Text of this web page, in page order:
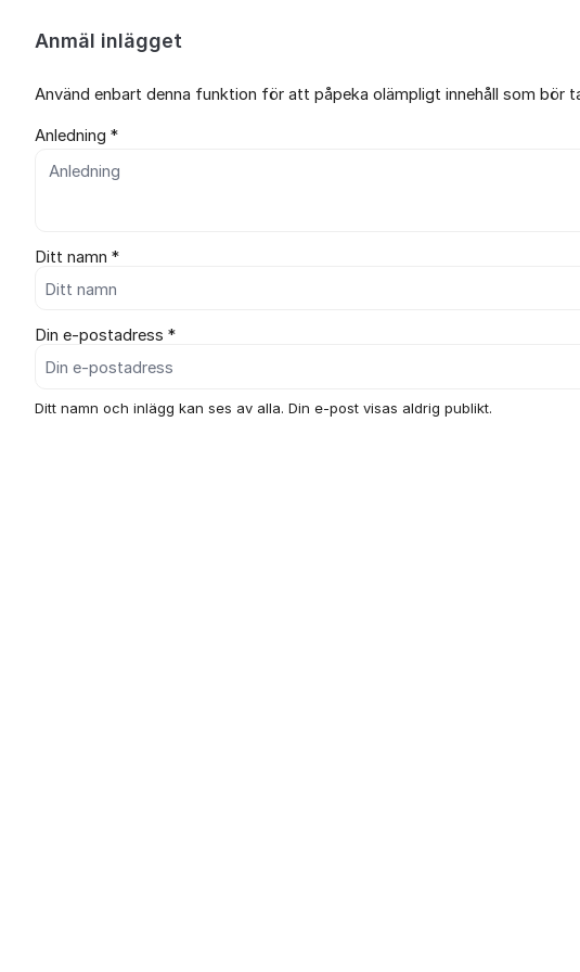
Anmäl inlägget
Använd enbart denna funktion för att påpeka olämpligt innehåll som
Anledning *
Ditt namn *
Din e-postadress *
Ditt namn och inlägg kan ses av alla. Din e-post visas aldrig publikt.